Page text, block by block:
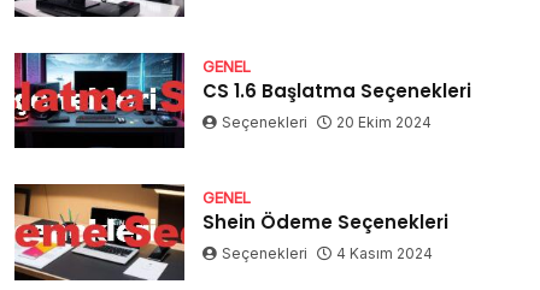
GENEL
CS 1.6 Başlatma Seçenekleri
Seçenekleri 20 Ekim 2024
GENEL
Shein Ödeme Seçenekleri
Seçenekleri 4 Kasım 2024